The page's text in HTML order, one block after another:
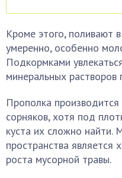
Кроме этого, поливают
умеренно, особенно
Подкормками
минеральных растворов
Прополка
сорняков, хотя под
куста их сложно найти.
пространства
роста мусорной травы.